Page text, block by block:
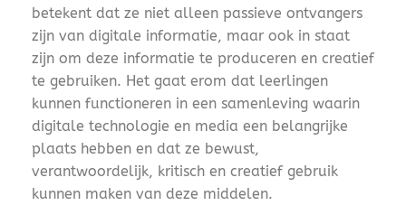
betekent dat ze niet alleen passieve ontvangers
zijn van digitale informatie, maar ook in staat
zijn om deze informatie te produceren en creatief
te gebruiken. Het gaat erom dat leerlingen
kunnen functioneren in een samenleving waarin
digitale technologie en media een belangrijke
plaats hebben en dat ze bewust,
verantwoordelijk, kritisch en creatief gebruik
kunnen maken van deze middelen.